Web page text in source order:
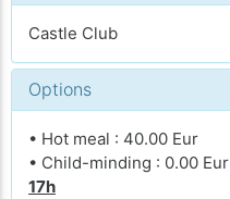
Castle Club
Options
• Hot meal : 40.00 Eur
• Child-minding : 0.00 Eur
17h